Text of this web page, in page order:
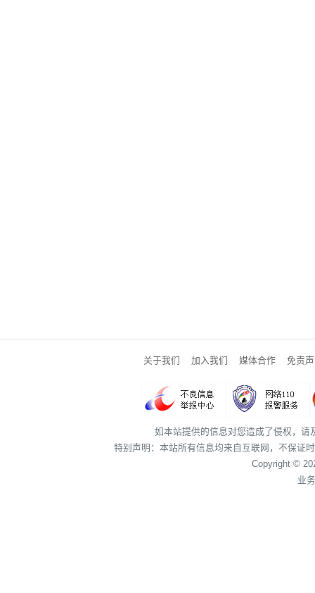
关于我们 加入我们 媒体合作 免责
如本站提供的信息对您造成了侵权，
特别声明：本站所有信息均来自互联网，不保证
Copyright ©
业